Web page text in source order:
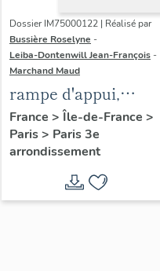
Dossier IM75000122 | Réalisé par
Bussière Roselyne -
Leiba-Dontenwill Jean-François -
Marchand Maud
rampe d'appui,
escalier de la maison
à porte cochère (non
étudié)
France > Île-de-France >
Paris> Paris 3e
arrondissement